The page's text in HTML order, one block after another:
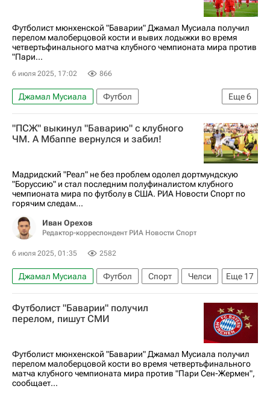
Футболист мюнхенской "Баварии" Джамал Мусиала получил
перелом малоберцовой кости и вывих лодыжки во время
четвертьфинального матча клубного чемпионата мира против
"Пари...
6 июля 2025, 17:02 866
Еще6
Джамал Мусиала
Футбол
Олимпийские игры
Мюнхен
Атланта
Джанлуиджи Доннарумма
Бавария
"ПСЖ" выкинул "Баварию" с клубного
ЧМ. А Мбаппе вернулся и забил!
Мадридский "Реал" не без проблем одолел дортмундскую
"Боруссию" и стал последним полуфиналистом клубного
чемпионата мира по футболу в США. РИА Новости Спорт по
горячим следам...
Иван Орехов
Редактор-корреспондент РИА Новости Спорт
6 июля 2025, 01:35 2582
Еще 17
Джамал Мусиала Футбол Спорт
Челси
Флуминенсе
Бавария
Спорт — видео
Авторы РИА Новости Спорт
Клубный чемпионат мира по футболу
Пари Сен-Жермен (ПСЖ)
Реал Мадрид
Боруссия (Дортмунд)
Футболист "Баварии" получил
перелом, пишут СМИ
Футболист мюнхенской "Баварии" Джамал Мусиала получил
перелом малоберцовой кости во время четвертьфинального
матча клубного чемпионата мира против "Пари Сен-Жермен",
сообщает...